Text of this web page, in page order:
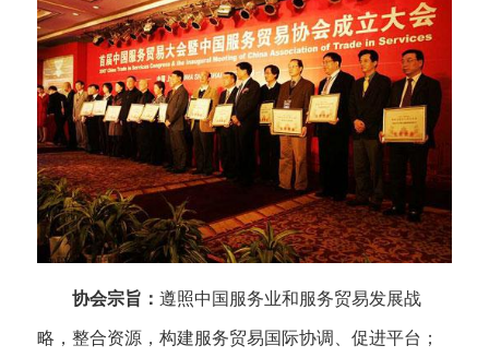
协会宗旨： 遵照中国服务业和服务贸易发展战
略，整合资源，构建服务贸易国际协调、促进平台；